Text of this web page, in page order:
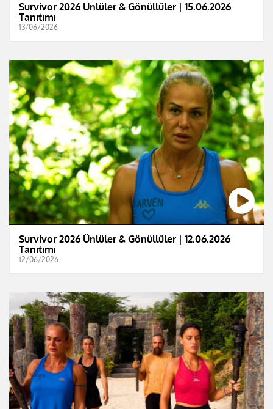
Survivor 2026 Ünlüler & Gönüllüler | 15.06.2026
Tanıtımı
13/06/2026
Survivor 2026 Ünlüler & Gönüllüler | 12.06.2026
Tanıtımı
12/06/2026